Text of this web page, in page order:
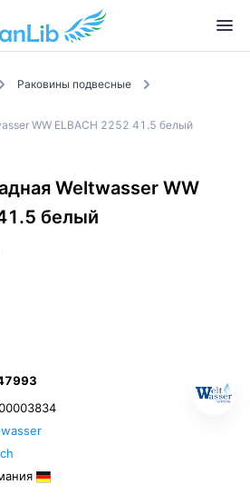
Раковины подвесные
WW ELBACH 2252 41.5 белый
Weltwasser WW
белый